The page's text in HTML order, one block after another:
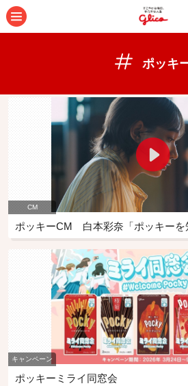
ポッキ
CM
ポッキーCM 白本彩奈「ポッキーを
キャンペーン
ポッキーミライ同窓会